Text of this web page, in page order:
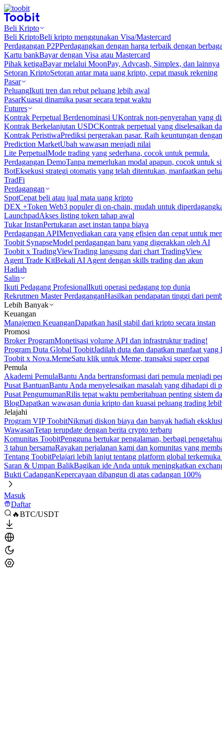
Beli Kripto
Beli KriptoBeli kripto menggunakan Visa/Mastercard
Perdagangan P2PPerdagangkan dengan harga terbaik dengan
Kartu bankBayar dengan Visa atau Mastercard
Pihak ketigaBayar melalui MoonPay, Advcash, Simplex, dan lainnya
Setoran KriptoSetoran antar mata uang kripto, cepat masuk rekening
Pasar
PeluangIkuti tren dan rebut peluang lebih awal
PasarKuasai dinamika pasar secara tepat waktu
Futures
Kontrak Perpetual Berdenominasi UKontrak non-penyerahan yang
Kontrak Berkelanjutan USDCKontrak perpetual yang diselesaikan
Kontrak PeristiwaPrediksi pergerakan pasar. Raih keuntungan
Prediction MarketUbah wawasan menjadi nilai
Lite PerpetualMode trading yang sederhana, cocok untuk pemula.
Perdagangan DemoTanpa memerlukan modal apapun, cocok untuk
BotEksekusi strategi otomatis yang telah ditentukan, manfaatkan
TradFi
Perdagangan
SpotCepat beli atau jual mata uang kripto
DEX +Token Web3 populer di on-chain, mudah untuk
LaunchpadAkses listing token tahap awal
Tukar InstanPertukaran aset instan tanpa biaya
Perdagangan APIMenyediakan cara yang efisien dan cepat untuk
Toobit SynapseModel perdagangan baru yang digerakkan oleh AI
Toobit x TradingViewTrading langsung dari chart TradingView
Agent Trade KitBekali AI Agent dengan skills trading dan akun
Hadiah
Salin
Ikuti Pedagang ProfesionalIkuti operasi pedagang top dunia
Rekrutmen Master PerdaganganHasilkan pendapatan tinggi dari
Lebih Banyak
Keuangan
Manajemen KeuanganDapatkan hasil stabil dari kripto secara instan
Promosi
Broker ProgramMonetisasi volume API dan infrastruktur trading!
Program Duta Global ToobitJadilah duta dan dapatkan manfaat
Toobit x Nova.MemeSatu klik untuk Meme, transaksi super cepat
Pemula
Akademi PemulaBantu Anda bertransformasi dari pemula menjadi
Pusat BantuanBantu Anda menyelesaikan masalah yang dihadapi di
Pusat PengumumanRilis tepat waktu pemberitahuan penting sistem
BlogDapatkan wawasan dunia kripto dan kuasai peluang trading
Jelajahi
Program VIP ToobitNikmati diskon biaya dan banyak hadiah
WawasanTetap terupdate dengan berita crypto terbaru
Komunitas ToobitPengguna bertukar pengalaman, berbagi
3 tahun bersamaRayakan perjalanan kami dan komunitas yang
Tentang ToobitPelajari lebih lanjut tentang platform global
Saran & Umpan BalikBagikan ide Anda untuk meningkatkan
Bukti CadanganKepercayaan dibangun di atas cadangan 100%
Masuk
Daftar
🔥BTC/USDT